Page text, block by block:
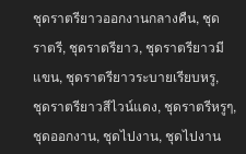
฿3,690.00.฿
ชุดราตรียาวออกงานกลางคืน, ชุด
ราตรี, ชุดราตรียาว, ชุดราตรียาวมี
แขน, ชุดราตรียาวระบายเรียบหรู,
ชุดราตรียาวสีไวน์แดง, ชุดราตรีหรูๆ,
ชุดออกงาน, ชุดไปงาน, ชุดไปงาน